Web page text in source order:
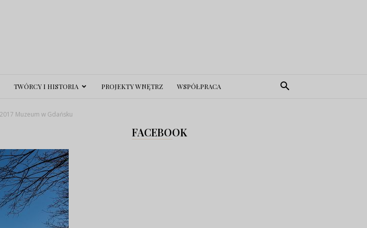
TWÓRCY I HISTORIA PROJEKTY WNĘTRZ WSPÓŁPRACA
Muzeum w Gdańsku
FACEBOOK